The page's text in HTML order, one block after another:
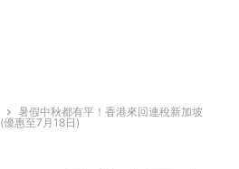
暑假中秋都有平！香港來回連稅新加坡
惠至7月18日)